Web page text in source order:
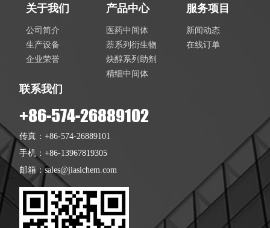
关于我们
公司简介
生产设备
企业荣誉
产品中心
医药中间体
萘系列衍生物
炔醇系列助剂
精细中间体
服务项目
新闻动态
在线订单
联系我们
+86-574-26889102
传真：+86-574-26889101
手机：+86-13967819305
邮箱：sales@jiasichem.com